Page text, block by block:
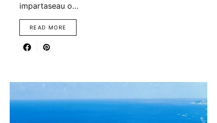
impartaseau o…
READ MORE